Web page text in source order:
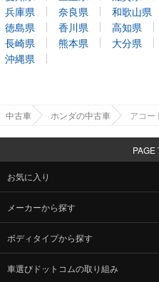
兵庫県
奈良県 和歌山県
徳島県
香川県 高知県
長崎県
熊本県 大分県
沖縄県
中古車 ホンダの中古車 アコー
PAGE
お気に入り
メーカーから探す
ボディタイプから探す
車選びドットコムの取り組み